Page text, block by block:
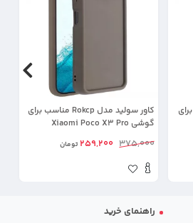
قاب پورش دیزاین مدل Rokcp برای
کاور سولید مدل Rokcp مناسب برای
گوشی Xiaomi Poco X3 Pro
375,000
259,200تومان
راهنمای خرید